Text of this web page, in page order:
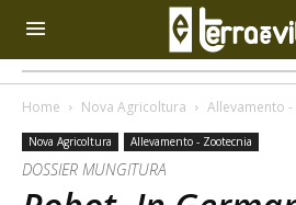
Home Nova Agricoltura Allevamento
Nova Agricoltura Allevamento - Zootecnia
DOSSIER MUNGITURA